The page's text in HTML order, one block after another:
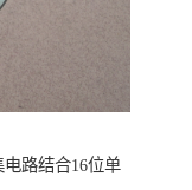
路结合16位单